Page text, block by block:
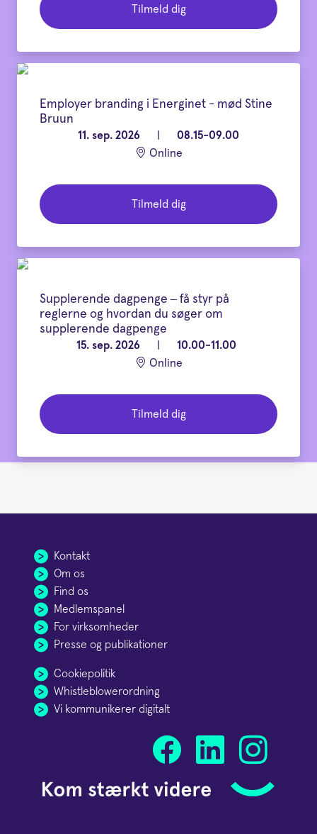
Tilmeld dig
Employer branding i Energinet - mød Stine
Bruun
11. sep. 2026
08.15-09.00
Online
Tilmeld dig
Supplerende dagpenge – få styr på
reglerne og hvordan du søger om
supplerende dagpenge
15. sep. 2026
10.00-11.00
Online
Tilmeld dig
Kontakt
Om os
Find os
Medlemspanel
For virksomheder
Presse og publikationer
Cookiepolitik
Whistleblowerordning
Vi kommunikerer digitalt